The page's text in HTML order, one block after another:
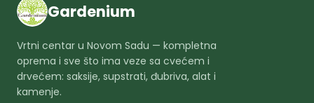
Gardenium
Vrtni centar u Novom Sadu — kompletna
oprema i sve što ima veze sa cvećem i
drvećem: saksije, supstrati, đubriva, alat i
kamenje.